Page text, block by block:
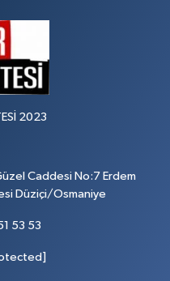
2023
Caddesi No:7 Erdem
Düziçi/Osmaniye
53 53